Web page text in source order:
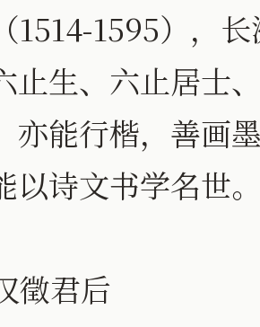
1595），
止生、六止居士
亦能行楷，善画
以诗文书学名世
徵君后